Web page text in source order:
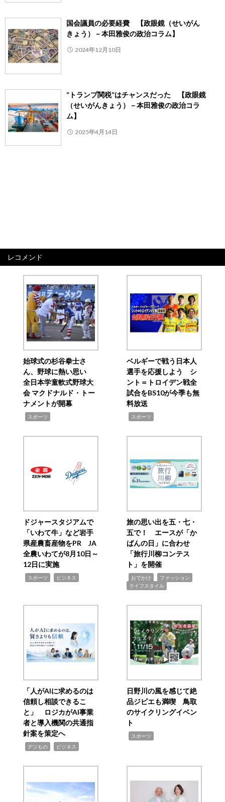
国会議員の必要経費 【政眼鏡（せいがん
きょう）－本田雅俊の政治コラム】
2024年12月10日
“トランプ関税”はチャンスだった 【政眼鏡
（せいがんきょう）－本田雅俊の政治コラ
ム】
2025年4月14日
レコメンド
始球式の杉谷拳士さ
ん、野球に熱い思い
全日本学童軟式野球大
会 マクドナルド・トー
ナメントが開幕
スポーツ
ベルギーで戦う日本人
選手を応援しよう シ
ント＝トロイデン戦全
試合をBS10が今季も無
料放送
スポーツ
ドジャースタジアムで
「いわて牛」など岩手
県産農畜産物をPR JA
全農いわてが8月10日～
12日に実施
スポーツ ビジネス
旅の思い出を五・七・
五で！ エースが「か
ばんの日」に合わせ
「旅行川柳コンテス
ト」を開催
おでかけ ファッション
ライフスタイル
「人がAIに求めるのは
信頼し相談できるこ
と」 ロジカがAI事業
者と導入機関の共通指
針案を策定へ
デジもの ビジネス
日野川の風を感じて絶
品ジビエも満喫 鳥取
のサイクリングイベン
ト
スポーツ